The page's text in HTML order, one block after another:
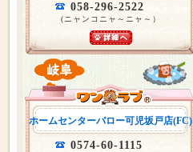
058-296-2522
(ニャンコニャ～ニャ～）
ホームセンターバロー可児坂戸店(FC)
0574-60-1115